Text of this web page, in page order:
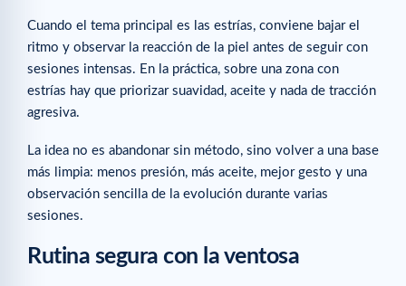
Cuando el tema principal es las estrías, conviene bajar el
ritmo y observar la reacción de la piel antes de seguir con
sesiones intensas. En la práctica, sobre una zona con
estrías hay que priorizar suavidad, aceite y nada de tracción
agresiva.
La idea no es abandonar sin método, sino volver a una base
más limpia: menos presión, más aceite, mejor gesto y una
observación sencilla de la evolución durante varias
sesiones.
Rutina segura con la ventosa